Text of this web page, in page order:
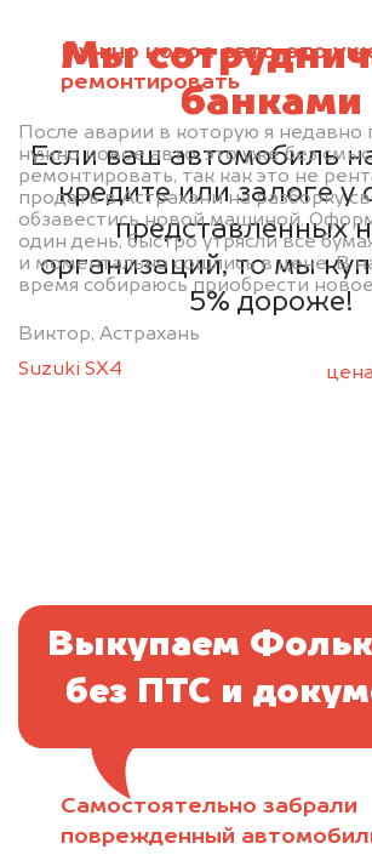
Нужно новое авто, это
ремонтировать
После аварии в которую я недавно
нужно новое авто, это уже без
ремонтировать, так как это не
продать в Астрахани на разборку
обзавестись новой машиной.
один день, быстро утрясли все
и моментально сошлись в цене. В
время собираюсь приобрести
Виктор, Астрахань
Suzuki SX4
цена
Самостоятельно забрали
поврежденный
Мы
банками
Если ваш автомобиль
кредите или залоге у
представленных
организаций, то мы
5% дороже!
Выкупаем
без ПТС и
Отправьте фотографии